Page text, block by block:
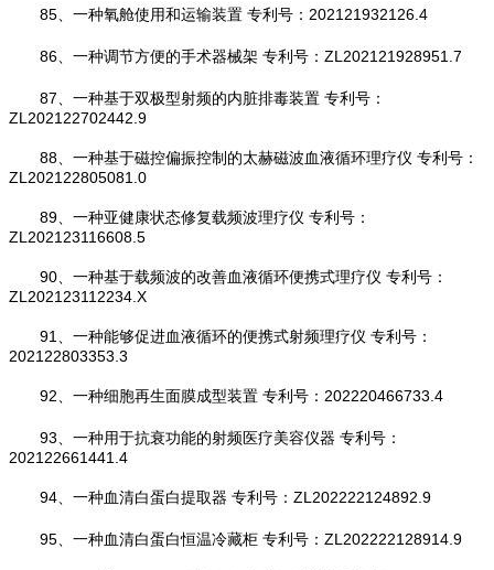
85、一种氧舱使用和运输装置 专利号：202121932126.4
86、一种调节方便的手术器械架 专利号：ZL202121928951.7
87、一种基于双极型射频的内脏排毒装置 专利号：
ZL202122702442.9
88、一种基于磁控偏振控制的太赫磁波血液循环理疗仪 专利号：
ZL202122805081.0
89、一种亚健康状态修复载频波理疗仪 专利号：
ZL202123116608.5
90、一种基于载频波的改善血液循环便携式理疗仪 专利号：
ZL202123112234.X
91、一种能够促进血液循环的便携式射频理疗仪 专利号：
202122803353.3
92、一种细胞再生面膜成型装置 专利号：202220466733.4
93、一种用于抗衰功能的射频医疗美容仪器 专利号：
202122661441.4
94、一种血清白蛋白提取器 专利号：ZL202222124892.9
95、一种血清白蛋白恒温冷藏柜 专利号：ZL202222128914.9